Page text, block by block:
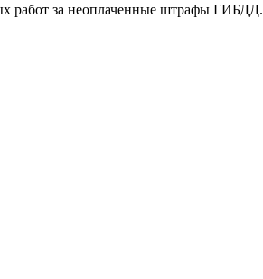
работ за неоплаченные штрафы ГИБДД.